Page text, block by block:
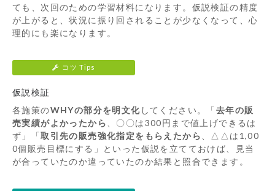
ても、次回のための学習材料になります。仮説検証の精度
が上がると、状況に振り回されることが少なくなって、心
理的にも楽になります。
コツ Tips
仮説検証
各施策のWHYの部分を明文化 してください。「去年の販
売実績がよかったから
、〇〇は300円まで値上げできるは
ず」「取引先の販売強化指定をもらえたから
、△△は1,00
0個販売目標にする」といった仮説を立てておけば、見当
が合っていたのか違っていたのか結果と照合できます。